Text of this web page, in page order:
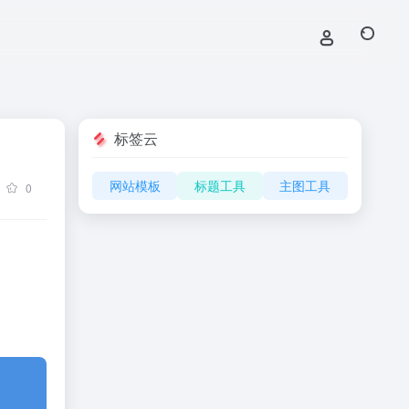
0
标签云
网站模板 标题工具 主图工具